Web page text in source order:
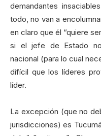
demandantes
todo, no van a
en claro que él “quiere
si el jefe de Estado
nacional (para lo cual
difícil que los líderes
líder.
La excepción (que no
jurisdicciones) es